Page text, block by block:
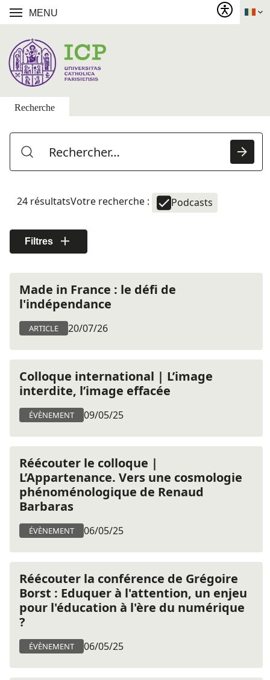
MENU
Recherche
24 résultatsVotre recherche : Podcasts
Filtres
Made in France : le défi de
l'indépendance
ARTICLE 20/07/26
Colloque international | L’image
interdite, l’image effacée
ÉVÈNEMENT 09/05/25
Réécouter le colloque |
L’Appartenance. Vers une cosmologie
phénoménologique de Renaud
Barbaras
ÉVÈNEMENT 06/05/25
Réécouter la conférence de Grégoire
Borst : Eduquer à l'attention, un enjeu
pour l'éducation à l'ère du numérique
?
ÉVÈNEMENT 06/05/25